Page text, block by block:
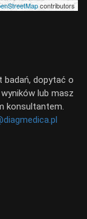
contributors
badań, dopytać o
lub masz
konsultantem.